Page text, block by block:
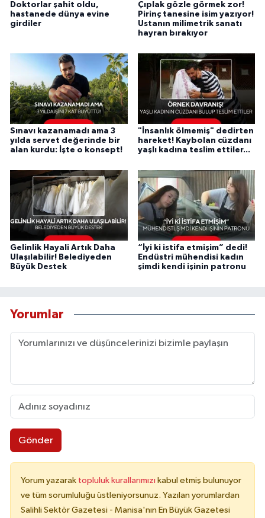
Doktorlar şahit oldu,
hastanede dünya evine
girdiler
Çıplak gözle görmek zor!
Pirinç tanesine isim yazıyor!
Ustanın milimetrik sanatı
hayran bırakıyor
Sınavı kazanamadı ama 3
yılda servet değerinde bir
alan kurdu: İşte o konsept!
"İnsanlık ölmemiş" dedirten
hareket! Kaybolan cüzdanı
yaşlı kadına teslim ettiler...
Gelinlik Hayali Artık Daha
Ulaşılabilir! Belediyeden
Büyük Destek
“İyi ki istifa etmişim” dedi!
Endüstri mühendisi kadın
şimdi kendi işinin patronu
Yorumlar
Gönder
Yorum yazarak topluluk kurallarımızı kabul etmiş bulunuyor
ve tüm sorumluluğu üstleniyorsunuz. Yazılan yorumlardan
Salihli Sektör Gazetesi - Manisa'nın En Büyük Gazetesi